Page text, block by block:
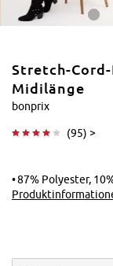
Stretch-
Midilänge
bonprix
(95) >
87% Polyester,